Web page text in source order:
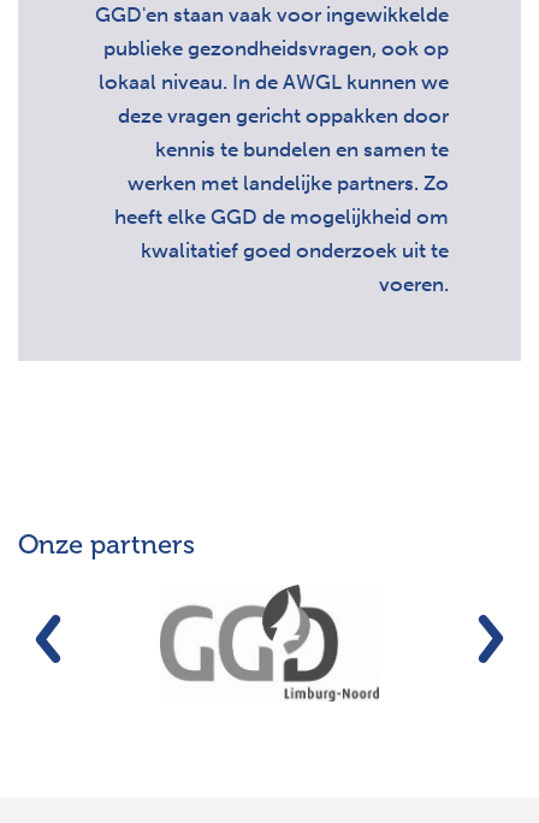
GGD'en staan vaak voor ingewikkelde
publieke gezondheidsvragen, ook op
lokaal niveau. In de AWGL kunnen we
deze vragen gericht oppakken door
kennis te bundelen en samen te
werken met landelijke partners. Zo
heeft elke GGD de mogelijkheid om
kwalitatief goed onderzoek uit te
voeren.
Onze partners